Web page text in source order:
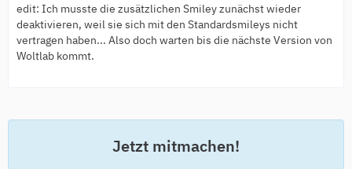
edit: Ich musste die zusätzlichen Smiley zunächst wieder
deaktivieren, weil sie sich mit den Standardsmileys nicht
vertragen haben... Also doch warten bis die nächste Version von
Woltlab kommt.
Jetzt mitmachen!